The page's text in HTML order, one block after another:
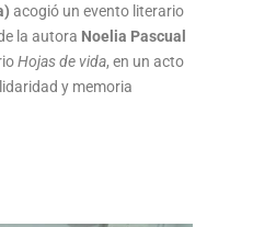
acogió un evento literario
la autora Noelia Pascual
Hojas de vida, en un acto
y memoria